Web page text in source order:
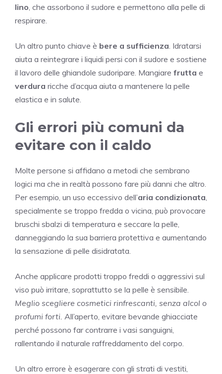
lino , che assorbono il sudore e permettono alla pelle di
respirare.
Un altro punto chiave è bere a sufficienza . Idratarsi
aiuta a reintegrare i liquidi persi con il sudore e sostiene
il lavoro delle ghiandole sudoripare. Mangiare frutta e
verdura ricche d’acqua aiuta a mantenere la pelle
elastica e in salute.
Gli errori più comuni da
evitare con il caldo
Molte persone si affidano a metodi che sembrano
logici ma che in realtà possono fare più danni che altro.
Per esempio, un uso eccessivo dell’aria condizionata
specialmente se troppo fredda o vicina, può provocare
bruschi sbalzi di temperatura e seccare la pelle,
danneggiando la sua barriera protettiva e aumentando
la sensazione di pelle disidratata.
Anche applicare prodotti troppo freddi o aggressivi sul
viso può irritare, soprattutto se la pelle è sensibile.
Meglio scegliere cosmetici rinfrescanti, senza alcol o
profumi forti. All’aperto, evitare bevande ghiacciate
perché possono far contrarre i vasi sanguigni,
rallentando il naturale raffreddamento del corpo.
Un altro errore è esagerare con gli strati di vestiti,